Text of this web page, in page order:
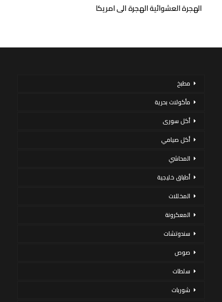
الهجرة العشوائية الهجرة الى امريكا
مطبخ
مأكولات بحرية
أكل سورى
أكل صيامي
المحاشي
أطباق خليجية
المخللات
المعكرونة
سندوتشات
صوص
سلطات
شوربات